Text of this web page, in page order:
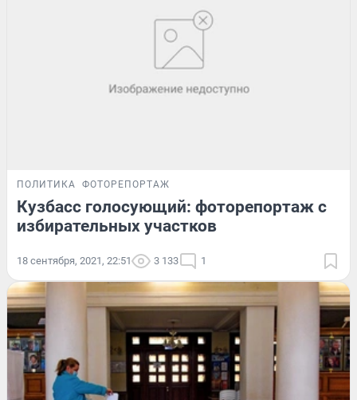
ПОЛИТИКА ФОТОРЕПОРТАЖ
Кузбасс голосующий: фоторепортаж с
избирательных участков
18 сентября, 2021, 22:51 3 133 1